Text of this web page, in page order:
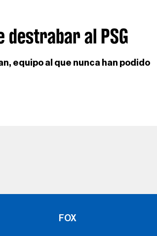
destrabar al PSG
equipo al que nunca han podido
FOX